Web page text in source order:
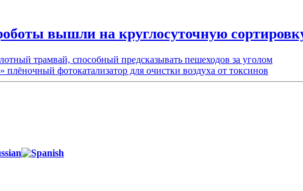
вышли на круглосуточную
трамвай, способный предсказывать пешеходов за уголом
фотокатализатор для очистки воздуха от токсинов